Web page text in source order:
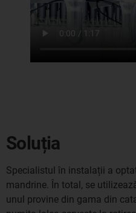
Soluția
Specialistul în instalații a
mandrine. În total, se
unul provine din gama din